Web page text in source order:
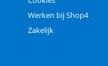
Werken bij Shop4
Zakelijk